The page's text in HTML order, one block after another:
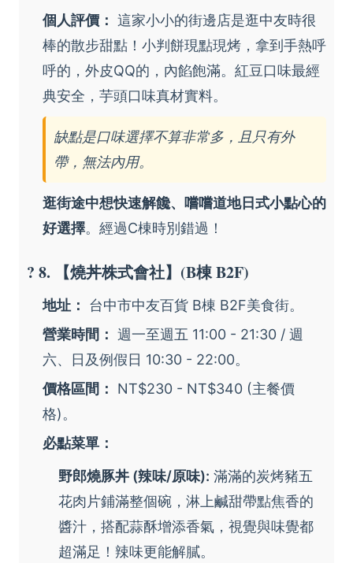
個人評價： 這家小小的街邊店是逛中友時很
棒的散步甜點！小判餅現點現烤，拿到手熱呼
呼的，外皮QQ的，內餡飽滿。紅豆口味最經
典安全，芋頭口味真材實料。
缺點是口味選擇不算非常多，且只有外
帶，無法內用。
逛街途中想快速解饞、嚐嚐道地日式小點心的
好選擇。經過C棟時別錯過！
? 8. 【燒丼株式會社】(B棟 B2F)
地址：
台中市中友百貨 B棟 B2F美食街。
營業時間： 週一至週五 11:00 - 21:30 / 週
六、日及例假日 10:30 - 22:00。
價格區間：
NT$230 - NT$340 (主餐價
格)。
必點菜單：
野郎燒豚丼 (辣味/原味): 滿滿的炭烤豬五
花肉片鋪滿整個碗，淋上鹹甜帶點焦香的
醬汁，搭配蒜酥增添香氣，視覺與味覺都
超滿足！辣味更能解膩。